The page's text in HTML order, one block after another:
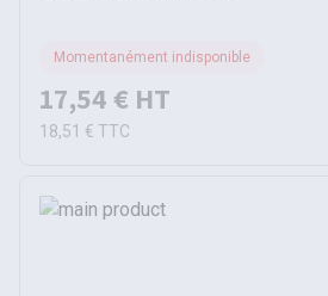
Momentanément indisponible
17,54 € HT
18,51 € TTC